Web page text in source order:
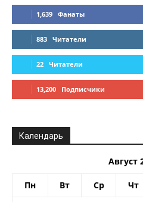
1,639 Фанаты
883 Читатели
22 Читатели
13,200 Подписчики
Календарь
Август
Пн Вт Ср Чт